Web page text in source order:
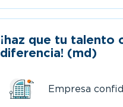
¡haz que tu talento
diferencia! (md)
Empresa